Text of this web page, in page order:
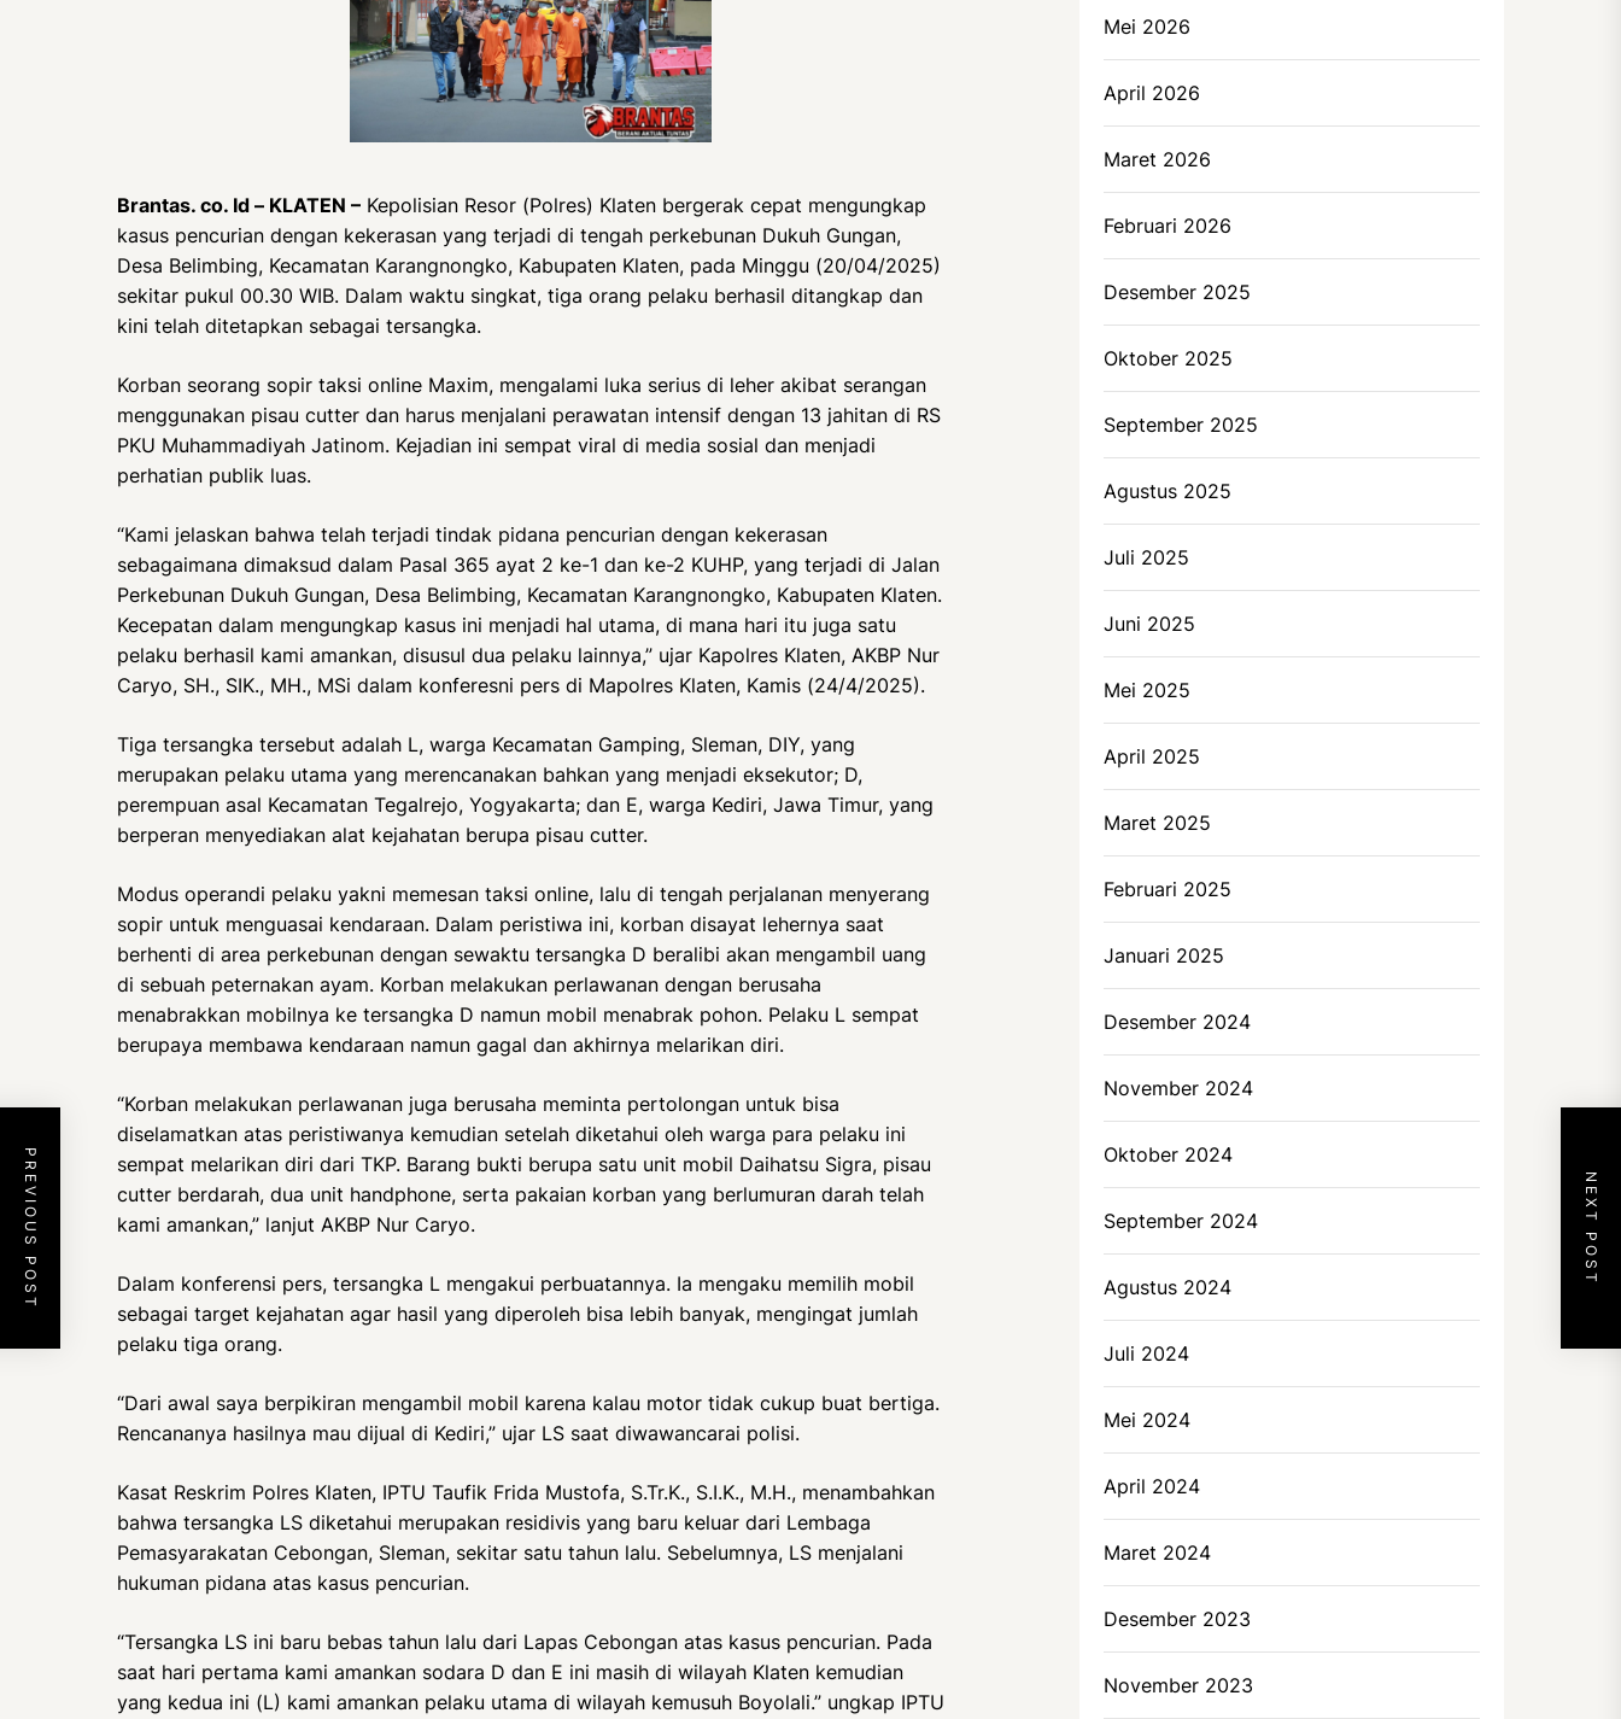
Brantas. co. Id – KLATEN – Kepolisian Resor (Polres) Klaten bergerak cepat mengungkap
kasus pencurian dengan kekerasan yang terjadi di tengah perkebunan Dukuh Gungan,
Desa Belimbing, Kecamatan Karangnongko, Kabupaten Klaten, pada Minggu (20/04/2025)
sekitar pukul 00.30 WIB. Dalam waktu singkat, tiga orang pelaku berhasil ditangkap dan
kini telah ditetapkan sebagai tersangka.
Korban seorang sopir taksi online Maxim, mengalami luka serius di leher akibat serangan
menggunakan pisau cutter dan harus menjalani perawatan intensif dengan 13 jahitan di RS
PKU Muhammadiyah Jatinom. Kejadian ini sempat viral di media sosial dan menjadi
perhatian publik luas.
“Kami jelaskan bahwa telah terjadi tindak pidana pencurian dengan kekerasan
sebagaimana dimaksud dalam Pasal 365 ayat 2 ke-1 dan ke-2 KUHP, yang terjadi di Jalan
Perkebunan Dukuh Gungan, Desa Belimbing, Kecamatan Karangnongko, Kabupaten Klaten.
Kecepatan dalam mengungkap kasus ini menjadi hal utama, di mana hari itu juga satu
pelaku berhasil kami amankan, disusul dua pelaku lainnya,” ujar Kapolres Klaten, AKBP Nur
Caryo, SH., SIK., MH., MSi dalam konferesni pers di Mapolres Klaten, Kamis (24/4/2025).
Tiga tersangka tersebut adalah L, warga Kecamatan Gamping, Sleman, DIY, yang
merupakan pelaku utama yang merencanakan bahkan yang menjadi eksekutor; D,
perempuan asal Kecamatan Tegalrejo, Yogyakarta; dan E, warga Kediri, Jawa Timur, yang
berperan menyediakan alat kejahatan berupa pisau cutter.
Modus operandi pelaku yakni memesan taksi online, lalu di tengah perjalanan menyerang
sopir untuk menguasai kendaraan. Dalam peristiwa ini, korban disayat lehernya saat
berhenti di area perkebunan dengan sewaktu tersangka D beralibi akan mengambil uang
di sebuah peternakan ayam. Korban melakukan perlawanan dengan berusaha
menabrakkan mobilnya ke tersangka D namun mobil menabrak pohon. Pelaku L sempat
berupaya membawa kendaraan namun gagal dan akhirnya melarikan diri.
“Korban melakukan perlawanan juga berusaha meminta pertolongan untuk bisa
diselamatkan atas peristiwanya kemudian setelah diketahui oleh warga para pelaku ini
sempat melarikan diri dari TKP. Barang bukti berupa satu unit mobil Daihatsu Sigra, pisau
cutter berdarah, dua unit handphone, serta pakaian korban yang berlumuran darah telah
kami amankan,” lanjut AKBP Nur Caryo.
Dalam konferensi pers, tersangka L mengakui perbuatannya. Ia mengaku memilih mobil
sebagai target kejahatan agar hasil yang diperoleh bisa lebih banyak, mengingat jumlah
pelaku tiga orang.
“Dari awal saya berpikiran mengambil mobil karena kalau motor tidak cukup buat bertiga.
Rencananya hasilnya mau dijual di Kediri,” ujar LS saat diwawancarai polisi.
Kasat Reskrim Polres Klaten, IPTU Taufik Frida Mustofa, S.Tr.K., S.I.K., M.H., menambahkan
bahwa tersangka LS diketahui merupakan residivis yang baru keluar dari Lembaga
Pemasyarakatan Cebongan, Sleman, sekitar satu tahun lalu. Sebelumnya, LS menjalani
hukuman pidana atas kasus pencurian.
“Tersangka LS ini baru bebas tahun lalu dari Lapas Cebongan atas kasus pencurian. Pada
saat hari pertama kami amankan sodara D dan E ini masih di wilayah Klaten kemudian
yang kedua ini (L) kami amankan pelaku utama di wilayah kemusuh Boyolali.” ungkap IPTU
PREVIOUS POST NEXT POST
Mei 2026
April 2026
Maret 2026
Februari 2026
Desember 2025
Oktober 2025
September 2025
Agustus 2025
Juli 2025
Juni 2025
Mei 2025
April 2025
Maret 2025
Februari 2025
Januari 2025
Desember 2024
November 2024
Oktober 2024
September 2024
Agustus 2024
Juli 2024
Mei 2024
April 2024
Maret 2024
Desember 2023
November 2023